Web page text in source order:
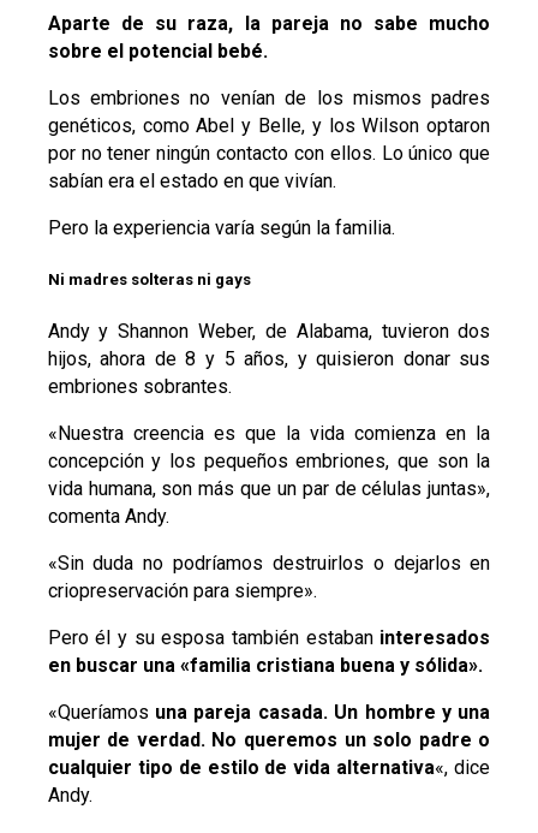
Aparte de su raza, la pareja no sabe mucho
sobre el potencial bebé.
Los embriones no venían de los mismos padres
genéticos, como Abel y Belle, y los Wilson optaron
por no tener ningún contacto con ellos. Lo único que
sabían era el estado en que vivían.
Pero la experiencia varía según la familia.
Ni madres solteras ni gays
Andy y Shannon Weber, de Alabama, tuvieron dos
hijos, ahora de 8 y 5 años, y quisieron donar sus
embriones sobrantes.
«Nuestra creencia es que la vida comienza en la
concepción y los pequeños embriones, que son la
vida humana, son más que un par de células juntas»,
comenta Andy.
«Sin duda no podríamos destruirlos o dejarlos en
criopreservación para siempre».
Pero él y su esposa también estaban interesados
en buscar una «familia cristiana buena y sólida».
«Queríamos una pareja casada. Un hombre y una
mujer de verdad. No queremos un solo padre o
cualquier tipo de estilo de vida alternativa«, dice
Andy.